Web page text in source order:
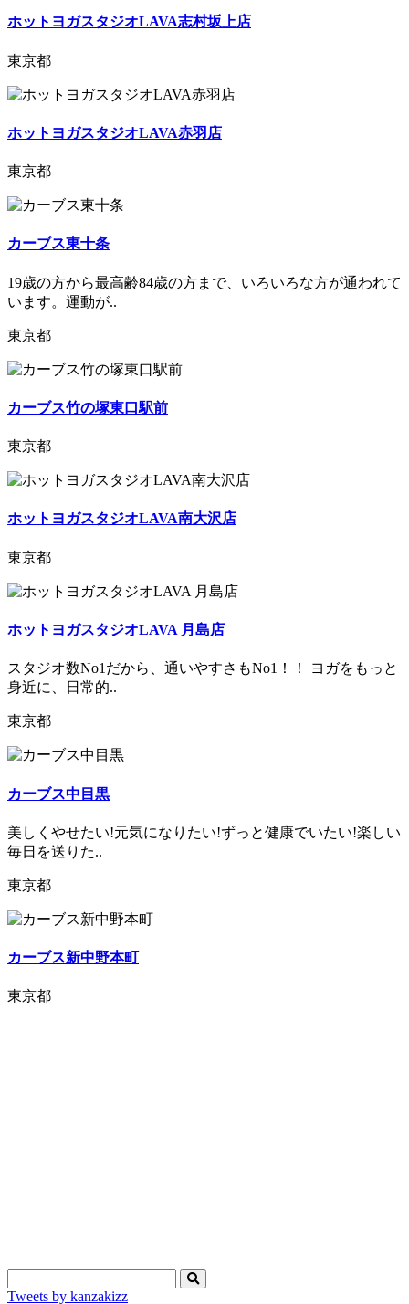
ホットヨガスタジオLAVA志村坂上店
東京都
ホットヨガスタジオLAVA赤羽店
東京都
カーブス東十条
19歳の方から最高齢84歳の方まで、いろいろな方が通われて
います。運動が..
東京都
カーブス竹の塚東口駅前
東京都
ホットヨガスタジオLAVA南大沢店
東京都
ホットヨガスタジオLAVA 月島店
スタジオ数No1だから、通いやすさもNo1！！ ヨガをもっと
身近に、日常的..
東京都
カーブス中目黒
美しくやせたい!元気になりたい!ずっと健康でいたい!楽しい
毎日を送りた..
東京都
カーブス新中野本町
東京都
Tweets by kanzakizz